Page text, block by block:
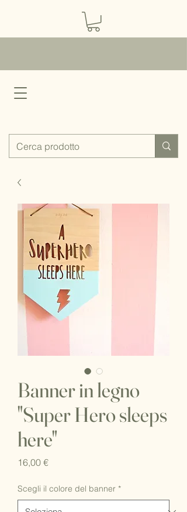
Banner in legno
"Super Hero sleeps
here"
16,00 €Prezzo
Scegli il colore del banner *